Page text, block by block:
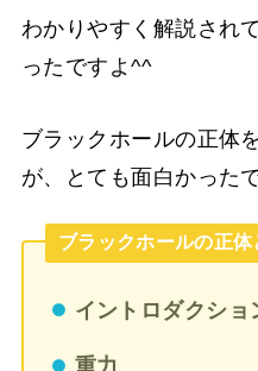
わかりやすく解説され
ったですよ^^
ブラックホールの正体
が、とても面白かった
ブラックホールの正体
イントロダクショ
重力